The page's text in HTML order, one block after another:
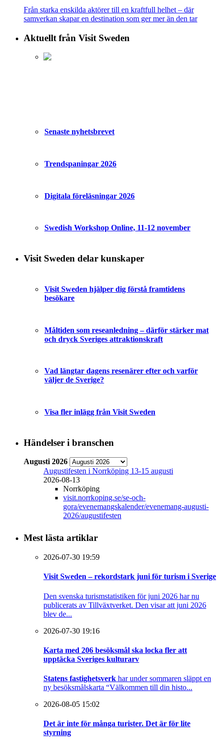
Från starka enskilda aktörer till en kraftfull helhet – där
samverkan skapar en destination som ger mer än den tar
Aktuellt från Visit Sweden
Senaste nyhetsbrevet
Trendspaningar 2026
Digitala föreläsningar 2026
Swedish Workshop Online, 11-12 november
Visit Sweden delar kunskaper
Visit Sweden hjälper dig förstå framtidens
besökare
Måltiden som reseanledning – därför stärker mat
och dryck Sveriges attraktionskraft
Vad längtar dagens resenärer efter och varför
väljer de Sverige?
Visa fler inlägg från Visit Sweden
Händelser i branschen
Augusti 2026
Augustifesten i Norrköping 13-15 augusti
2026-08-13
Norrköping
visit.norrkoping.se/se-och-
gora/evenemangskalender/evenemang-augusti-
2026/augustifesten
Mest lästa artiklar
2026-07-30 19:59
Visit Sweden – rekordstark juni för turism i Sverige
Den svenska turismstatistiken för juni 2026 har nu
publicerats av Tillväxtverket. Den visar att juni 2026
blev de...
2026-07-30 19:16
Karta med 206 besöksmål ska locka fler att
upptäcka Sveriges kulturarv
Statens fastighetsverk har under sommaren släppt en
ny besöksmålskarta “Välkommen till din histo...
2026-08-05 15:02
Det är inte för många turister. Det är för lite
styrning